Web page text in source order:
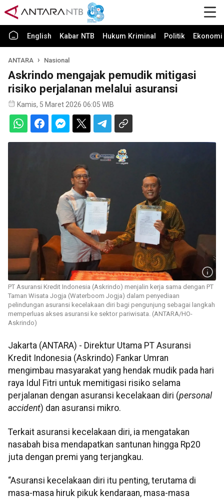
English Kabar NTB Hukum Kriminal Politik
ANTARA Nasional
Askrindo mengajak pemudik mitigasi
risiko perjalanan melalui asuransi
Kamis, 5 Maret 2026 06:05 WIB
PT Asuransi Kredit Indonesia (Askrindo) menjalin kerja sama dengan PT
Taman Wisata Jogja (Waterboom Jogja) dalam penyediaan
pelindungan asuransi kecelakaan diri bagi pengunjung sebagai langkah
memperluas akses asuransi ke sektor pariwisata. (ANTARA/HO-
Askrindo)
Jakarta (ANTARA) - Direktur Utama PT Asuransi
Kredit Indonesia (Askrindo) Fankar Umran
mengimbau masyarakat yang hendak mudik pada hari
raya Idul Fitri untuk memitigasi risiko selama
perjalanan dengan asuransi kecelakaan diri (personal
accident) dan asuransi mikro.
Terkait asuransi kecelakaan diri, ia mengatakan
nasabah bisa mendapatkan santunan hingga Rp20
juta dengan premi yang terjangkau.
“Asuransi kecelakaan diri itu penting, terutama di
masa-masa hiruk pikuk kendaraan, masa-masa